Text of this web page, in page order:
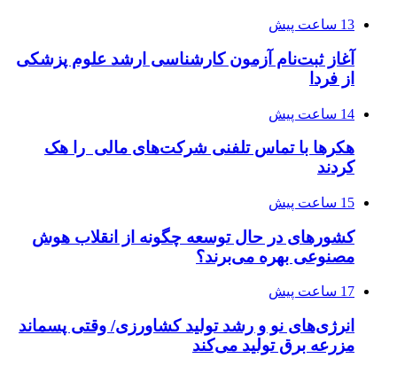
13 ساعت پیش
آغاز ثبت‌نام‌ آزمون کارشناسی ارشد علوم پزشکی
از فردا
14 ساعت پیش
هکرها با تماس تلفنی شرکت‌های مالی را هک
کردند
15 ساعت پیش
کشورهای در حال توسعه چگونه از انقلاب هوش
مصنوعی بهره می‌برند؟
17 ساعت پیش
انرژی‌های نو و رشد تولید کشاورزی/ وقتی پسماند
مزرعه‌ برق تولید می‌کند